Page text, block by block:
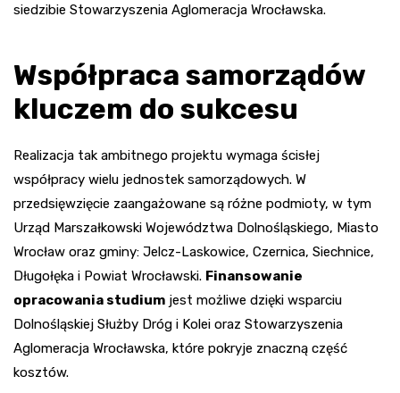
siedzibie Stowarzyszenia Aglomeracja Wrocławska.
Współpraca samorządów
kluczem do sukcesu
Realizacja tak ambitnego projektu wymaga ścisłej
współpracy wielu jednostek samorządowych. W
przedsięwzięcie zaangażowane są różne podmioty, w tym
Urząd Marszałkowski Województwa Dolnośląskiego, Miasto
Wrocław oraz gminy: Jelcz-Laskowice, Czernica, Siechnice,
Długołęka i Powiat Wrocławski. Finansowanie
opracowania studium jest możliwe dzięki wsparciu
Dolnośląskiej Służby Dróg i Kolei oraz Stowarzyszenia
Aglomeracja Wrocławska, które pokryje znaczną część
kosztów.